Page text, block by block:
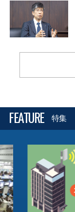
FEATURE 特集